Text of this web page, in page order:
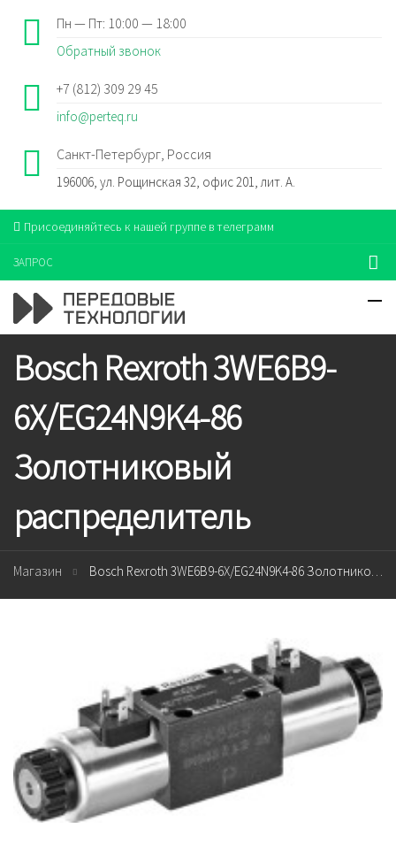
Пн — Пт: 10:00 — 18:00
Обратный звонок
+7 (812) 309 29 45
info@perteq.ru
Санкт-Петербург, Россия
196006, ул. Рощинская 32, офис 201, лит. А.
Присоединяйтесь к нашей группе в телеграмм
ЗАПРОС
Bosch Rexroth 3WE6B9-
6X/EG24N9K4-86
Золотниковый
распределитель
Магазин Bosch Rexroth 3WE6B9-6X/EG24N9K4-86 Золотниковый распределитель